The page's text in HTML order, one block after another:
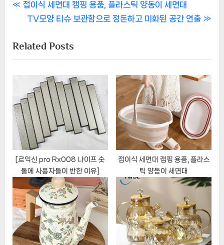
글
색
P
v
i
s
P
o
s
t
:
접이식 세면대 캠핑 용품, 플라스틱 양동이 세면대
N
x
t
s
t
:
TV모양 티슈 보관함으로 정돈하고 미화된 공간 연출
Related Posts
[르익신 pro Rx008 나이프 숫
돌에 사용자들이 반한 이유]
접이식 세면대 캠핑 용품, 플라스
틱 양동이 세면대